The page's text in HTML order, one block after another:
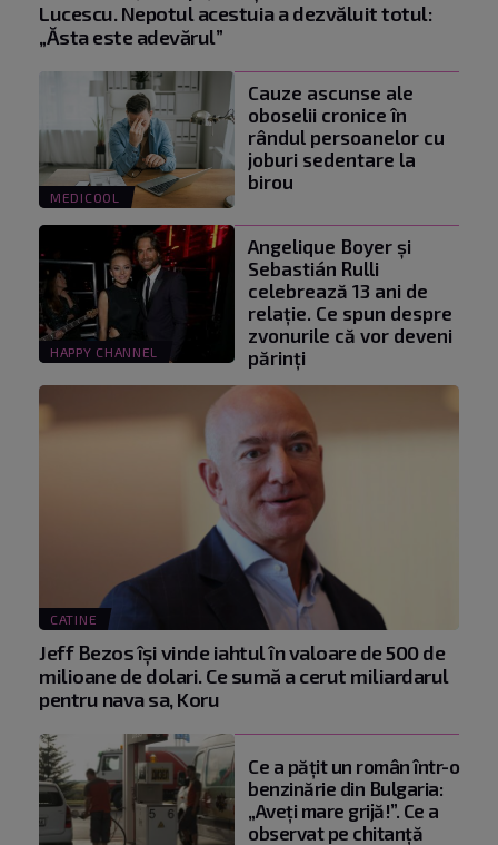
Lucescu. Nepotul acestuia a dezvăluit totul:
„Ăsta este adevărul”
MEDICOOL
Cauze ascunse ale
oboselii cronice în
rândul persoanelor cu
joburi sedentare la
birou
HAPPY CHANNEL
Angelique Boyer și
Sebastián Rulli
celebrează 13 ani de
relație. Ce spun despre
zvonurile că vor deveni
părinți
CATINE
Jeff Bezos își vinde iahtul în valoare de 500 de
milioane de dolari. Ce sumă a cerut miliardarul
pentru nava sa, Koru
Ce a pățit un român într-o
benzinărie din Bulgaria:
„Aveți mare grijă!”. Ce a
observat pe chitanță